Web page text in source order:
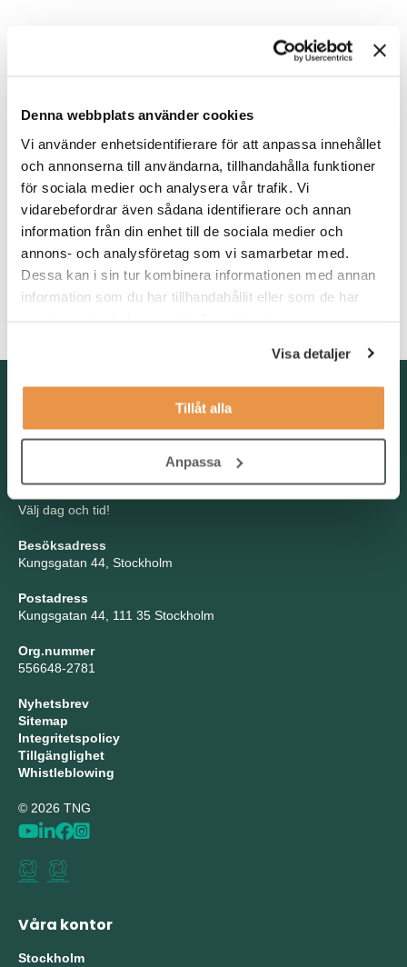
Denna webbplats använder cookies
Vi använder enhetsidentifierare för att anpassa innehållet
och annonserna till användarna, tillhandahålla funktioner
för sociala medier och analysera vår trafik. Vi
vidarebefordrar även sådana identifierare och annan
information från din enhet till de sociala medier och
annons- och analysföretag som vi samarbetar med.
Dessa kan i sin tur kombinera informationen med annan
information som du har tillhandahållit eller som de har
Visa detaljer
Tillåt alla
Anpassa
Vi söker dig som har en personalinriktad utbildning, från
rekrytering så ser vi det som meriterande.
Som person är du initiativtagande och lösningsorienterad.
Vidare är du serviceminded då du i rollen som
rekryteringsassistent utgör en stöttande funktion. Du förväntas
driva ditt eget arbete och bör därmed vara självgående och
strukturerad. Företaget befinner sig på en tillväxtresa vilket kan
innebära snabba omprioriteringar i ditt arbete. Det är därför
viktigt att du är flexibel och kan prioritera och fatta egna beslut.
Kontakta oss
info@tng.se
Välj dag och tid!
Besöksadress
Kungsgatan 44, Stockholm
Postadress
Kungsgatan 44, 111 35 Stockholm
Org.nummer
556648-2781
Nyhetsbrev
Sitemap
Integritetspolicy
Tillgänglighet
Whistleblowing
© 2026 TNG
Våra kontor
Stockholm